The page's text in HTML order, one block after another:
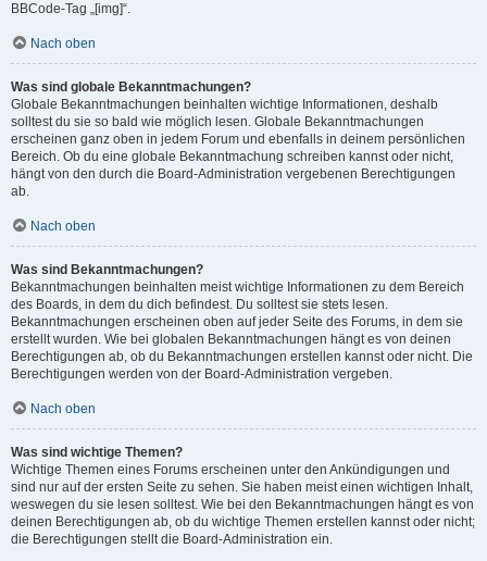
BBCode-Tag „[img]“.
Nach oben
Was sind globale Bekanntmachungen?
Globale Bekanntmachungen beinhalten wichtige Informationen, deshalb
solltest du sie so bald wie möglich lesen. Globale Bekanntmachungen
erscheinen ganz oben in jedem Forum und ebenfalls in deinem persönlichen
Bereich. Ob du eine globale Bekanntmachung schreiben kannst oder nicht,
hängt von den durch die Board-Administration vergebenen Berechtigungen
ab.
Nach oben
Was sind Bekanntmachungen?
Bekanntmachungen beinhalten meist wichtige Informationen zu dem Bereich
des Boards, in dem du dich befindest. Du solltest sie stets lesen.
Bekanntmachungen erscheinen oben auf jeder Seite des Forums, in dem sie
erstellt wurden. Wie bei globalen Bekanntmachungen hängt es von deinen
Berechtigungen ab, ob du Bekanntmachungen erstellen kannst oder nicht. Die
Berechtigungen werden von der Board-Administration vergeben.
Nach oben
Was sind wichtige Themen?
Wichtige Themen eines Forums erscheinen unter den Ankündigungen und
sind nur auf der ersten Seite zu sehen. Sie haben meist einen wichtigen Inhalt,
weswegen du sie lesen solltest. Wie bei den Bekanntmachungen hängt es von
deinen Berechtigungen ab, ob du wichtige Themen erstellen kannst oder nicht;
die Berechtigungen stellt die Board-Administration ein.